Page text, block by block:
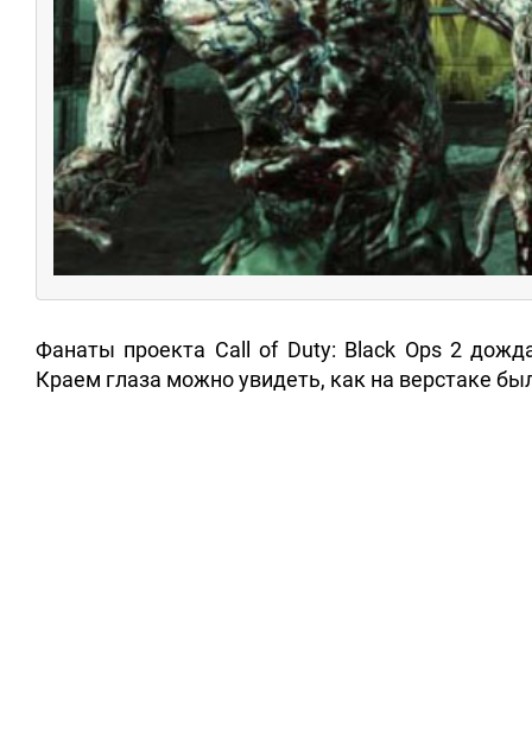
Фанаты проекта Call of Duty: Black Ops 2
Краем глаза можно увидеть, как на верстаке